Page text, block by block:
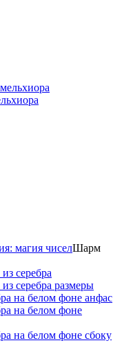
магия чиселШарм